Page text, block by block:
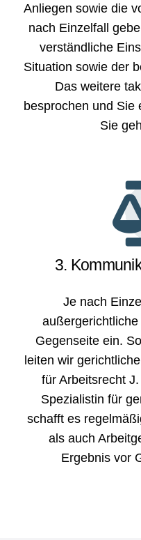
Anliegen sowie die
nach Einzelfall
verständliche
Situation sowie der
Das weitere
besprochen und Sie
Sie
3.
Je nach
Gegenseite ein.
leiten wir
für Arbeitsrecht
Spezialistin für
schafft es
als auch
Ergebnis vor